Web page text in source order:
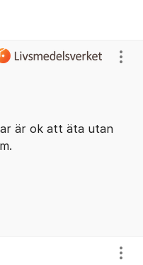
är ok att äta utan